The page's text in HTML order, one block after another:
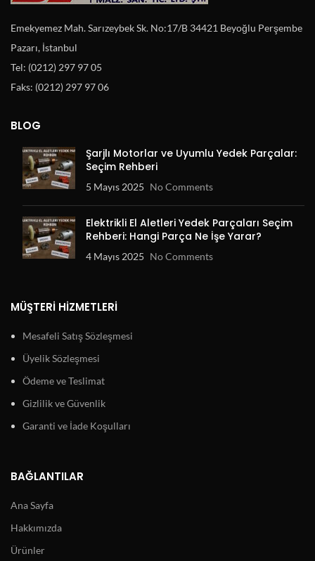
Emekyemez Mah. Sarızeybek Sk. No:17/B 34421 Beyoğlu Perşembe
Pazarı, İstanbul
Tel: (0212) 297 97 05
Faks: (0212) 297 97 06
BLOG
Şarjlı Motorlar ve Uyumlu Yedek Parçalar:
Seçim Rehberi
5 Mayıs 2025 No Comments
Elektrikli El Aletleri Yedek Parçaları Seçim
Rehberi: Hangi Parça Ne İşe Yarar?
4 Mayıs 2025 No Comments
MÜŞTERI HIZMETLERI
Mesafeli Satış Sözleşmesi
Üyelik Sözleşmesi
Ödeme ve Teslimat
Gizlilik ve Güvenlik
Garanti ve İade Koşulları
BAĞLANTILAR
Ana Sayfa
Hakkımızda
Ürünler